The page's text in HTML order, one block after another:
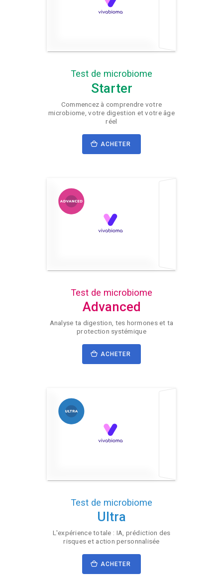
Test de microbiome
Starter
Commencez à comprendre votre
microbiome, votre digestion et votre âge
réel
ACHETER
Test de microbiome
Advanced
Analyse ta digestion, tes hormones et ta
protection systémique
ACHETER
Test de microbiome
Ultra
L'expérience totale : IA, prédiction des
risques et action personnalisée
ACHETER